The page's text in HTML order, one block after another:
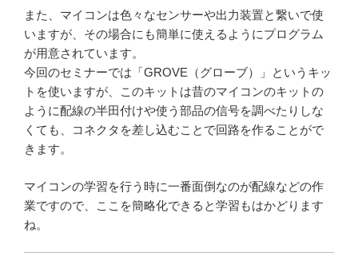
また、マイコンは色々なセンサーや出力装置と繋いで使
いますが、その場合にも簡単に使えるようにプログラム
が用意されています。
今回のセミナーでは「GROVE（グローブ）」というキッ
トを使いますが、このキットは昔のマイコンのキットの
ように配線の半田付けや使う部品の信号を調べたりしな
くても、コネクタを差し込むことで回路を作ることがで
きます。
マイコンの学習を行う時に一番面倒なのが配線などの作
業ですので、ここを簡略化できると学習もはかどります
ね。